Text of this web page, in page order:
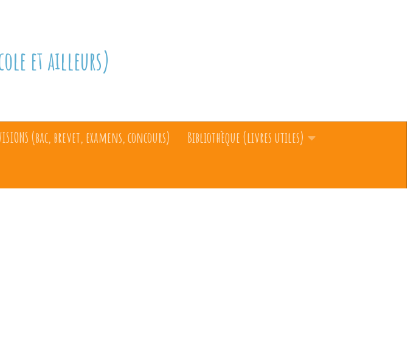
et ailleurs)
(bac, brevet, examens, concours)
Bibliothèque (livres utiles)